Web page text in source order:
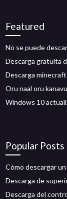
Featured
No se puede
Descarga gratuita
Descarga minecraft
Oru naal oru
Windows 10
Popular Posts
Cómo descargar
Descarga de
Descarga del